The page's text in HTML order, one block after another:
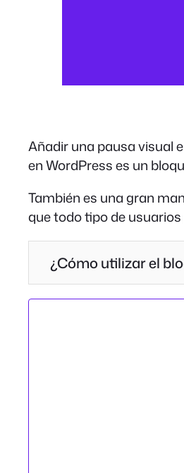
Añadir una pausa visual
en WordPress es un
También es una gran
que todo tipo de
¿Cómo utilizar el